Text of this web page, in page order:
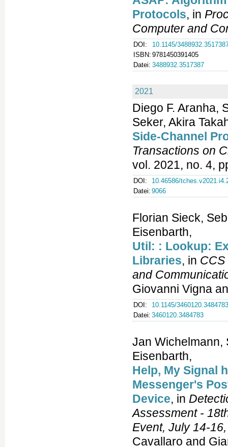
Protocols, in
Computer and
DOI:
10.1145/
ISBN: 9781450391405
Datei: 3488932.3517387
2021
Diego F. Aranha,
Seker, Akira
Side-Channel
Transactions on
vol. 2021, no. 4,
DOI:
10.46586/
Datei: 9066
Florian Sieck,
Eisenbarth,
Util: : Lookup:
Libraries, in CCS
and
Giovanni Vigna
DOI:
10.1145/3460120.3484783
Datei: 3460120.3484783
Jan Wichelmann,
Eisenbarth,
Help, My Signal
Messenger's
Device, in
Assessment -
Event, July 14-
Cavallaro and